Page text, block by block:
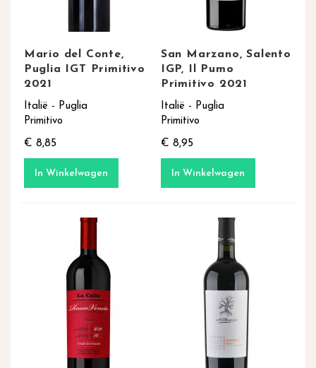
Mario del Conte,
Puglia IGT Primitivo
2021
Italië - Puglia
Primitivo
€ 8,85
In Winkelwagen
San Marzano, Salento
IGP, Il Pumo
Primitivo 2021
Italië - Puglia
Primitivo
€ 8,95
In Winkelwagen